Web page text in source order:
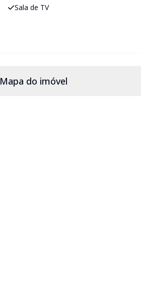
Sala de TV
Mapa do imóvel